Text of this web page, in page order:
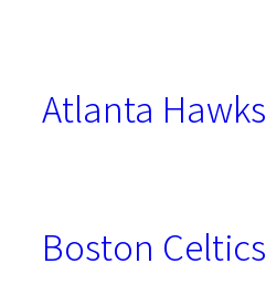
Atlanta Hawks
Boston Celtics